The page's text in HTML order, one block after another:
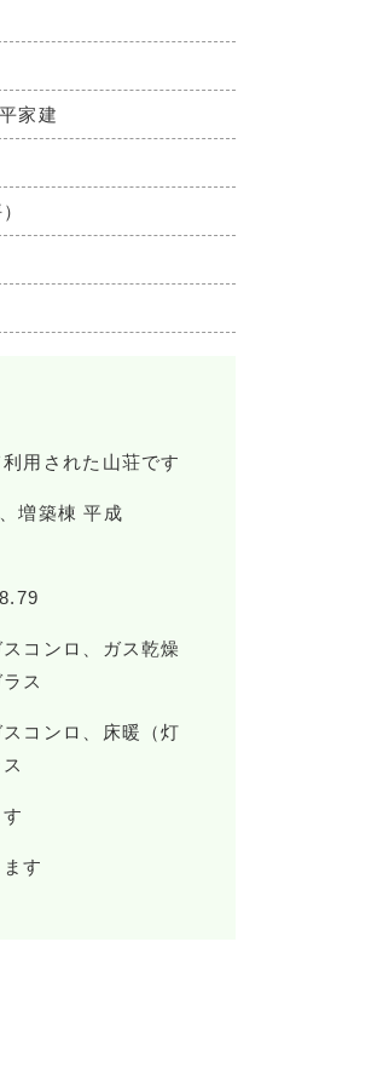
家建
用された山荘です
増築棟 平成
コンロ、ガス乾燥
ス
コンロ、床暖（灯
す